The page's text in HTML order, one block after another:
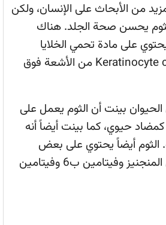
من الأبحاث على الإنسان، ولكن
يحسن صحة الجلد. هناك
على مادة تحمي الخلايا
صانعة الكيراتين Keratinocyte cells من الأشعة فوق
بينت أن الثوم يعمل على
كمضاد حيوي، كما بينت أيضاً أنه
الثوم أيضاً يحتوي على بعض
العناصر الغذائية، مثل المنجنيز وفيتامين ب6 وفيتامين